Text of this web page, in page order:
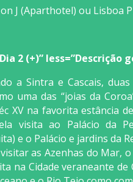
J (Aparthotel) ou
2 (+)”
a Sintra e Cascais,
uma das “joias da
XV na favorita estância
visita ao Palácio da
e o Palácio e jardins da
as Azenhas do Mar,
na Cidade veraneante